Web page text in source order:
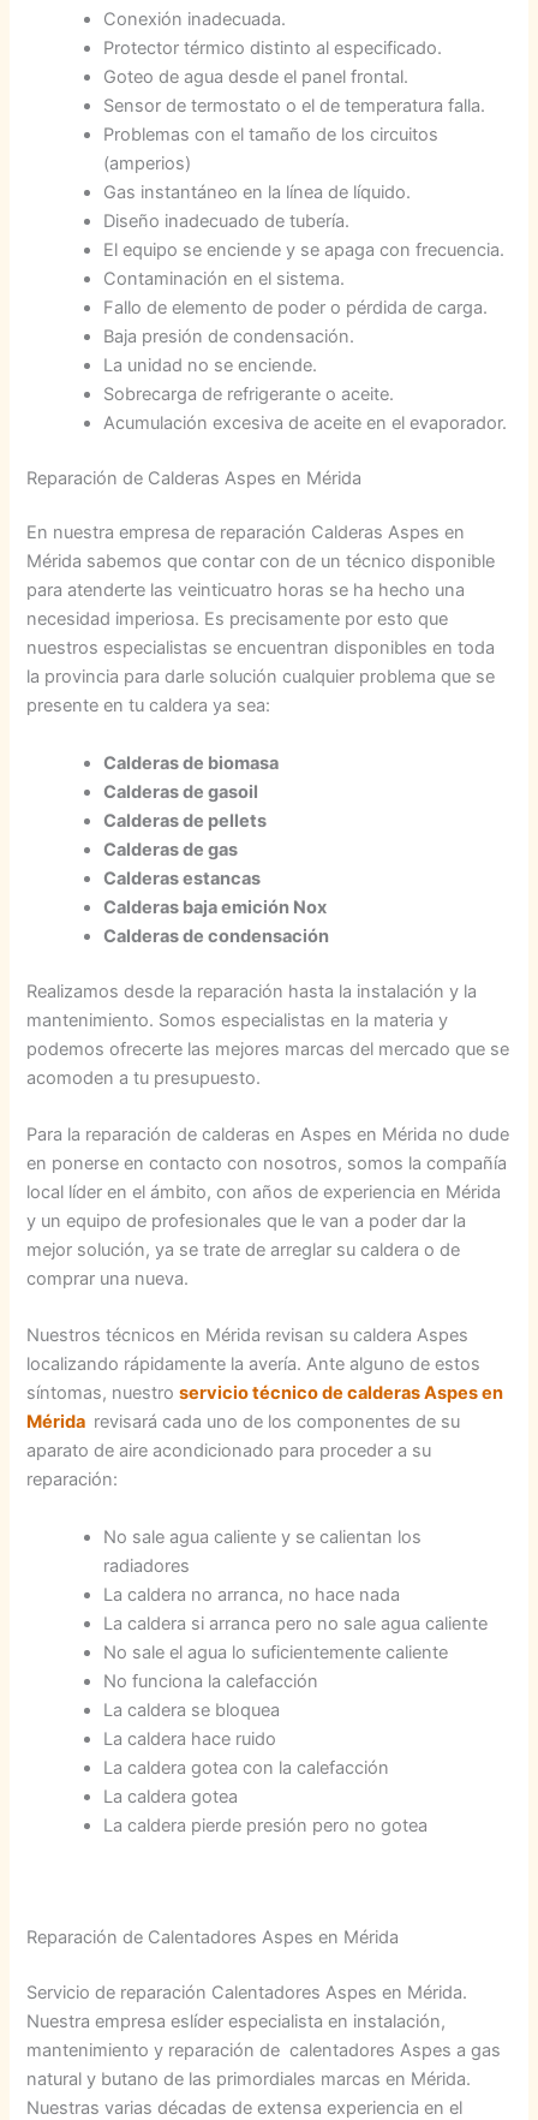
Conexión inadecuada.
Protector térmico distinto al especificado.
Goteo de agua desde el panel frontal.
Sensor de termostato o el de temperatura falla.
Problemas con el tamaño de los circuitos
(amperios)
Gas instantáneo en la línea de líquido.
Diseño inadecuado de tubería.
El equipo se enciende y se apaga con frecuencia.
Contaminación en el sistema.
Fallo de elemento de poder o pérdida de carga.
Baja presión de condensación.
La unidad no se enciende.
Sobrecarga de refrigerante o aceite.
Acumulación excesiva de aceite en el evaporador.
Reparación de Calderas Aspes en Mérida
En nuestra empresa de reparación Calderas Aspes en
Mérida sabemos que contar con de un técnico disponible
para atenderte las veinticuatro horas se ha hecho una
necesidad imperiosa. Es precisamente por esto que
nuestros especialistas se encuentran disponibles en toda
la provincia para darle solución cualquier problema que se
presente en tu caldera ya sea:
Calderas de biomasa
Calderas de gasoil
Calderas de pellets
Calderas de gas
Calderas estancas
Calderas baja emición Nox
Calderas de condensación
Realizamos desde la reparación hasta la instalación y la
mantenimiento. Somos especialistas en la materia y
podemos ofrecerte las mejores marcas del mercado que se
acomoden a tu presupuesto.
Para la reparación de calderas en Aspes en Mérida no dude
en ponerse en contacto con nosotros, somos la compañía
local líder en el ámbito, con años de experiencia en Mérida
y un equipo de profesionales que le van a poder dar la
mejor solución, ya se trate de arreglar su caldera o de
comprar una nueva.
Nuestros técnicos en Mérida revisan su caldera Aspes
localizando rápidamente la avería. Ante alguno de estos
síntomas, nuestroservicio técnico de calderas Aspes en
Mérida revisará cada uno de los componentes de su
aparato de aire acondicionado para proceder a su
reparación:
No sale agua caliente y se calientan los
radiadores
La caldera no arranca, no hace nada
La caldera si arranca pero no sale agua caliente
No sale el agua lo suficientemente caliente
No funciona la calefacción
La caldera se bloquea
La caldera hace ruido
La caldera gotea con la calefacción
La caldera gotea
La caldera pierde presión pero no gotea
Reparación de Calentadores Aspes en Mérida
Servicio de reparación Calentadores Aspes en Mérida.
Nuestra empresa eslíder especialista en instalación,
mantenimiento y reparación de calentadores Aspes a gas
natural y butano de las primordiales marcas en Mérida.
Nuestras varias décadas de extensa experiencia en el